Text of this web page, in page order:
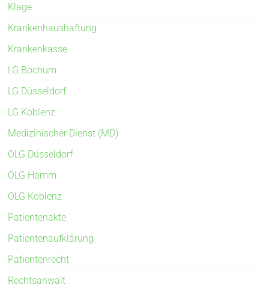
Klage
Krankenhaushaftung
Krankenkasse
LG Bochum
LG Düsseldorf
LG Koblenz
Medizinischer Dienst (MD)
OLG Düsseldorf
OLG Hamm
OLG Koblenz
Patientenakte
Patientenaufklärung
Patientenrecht
Rechtsanwalt